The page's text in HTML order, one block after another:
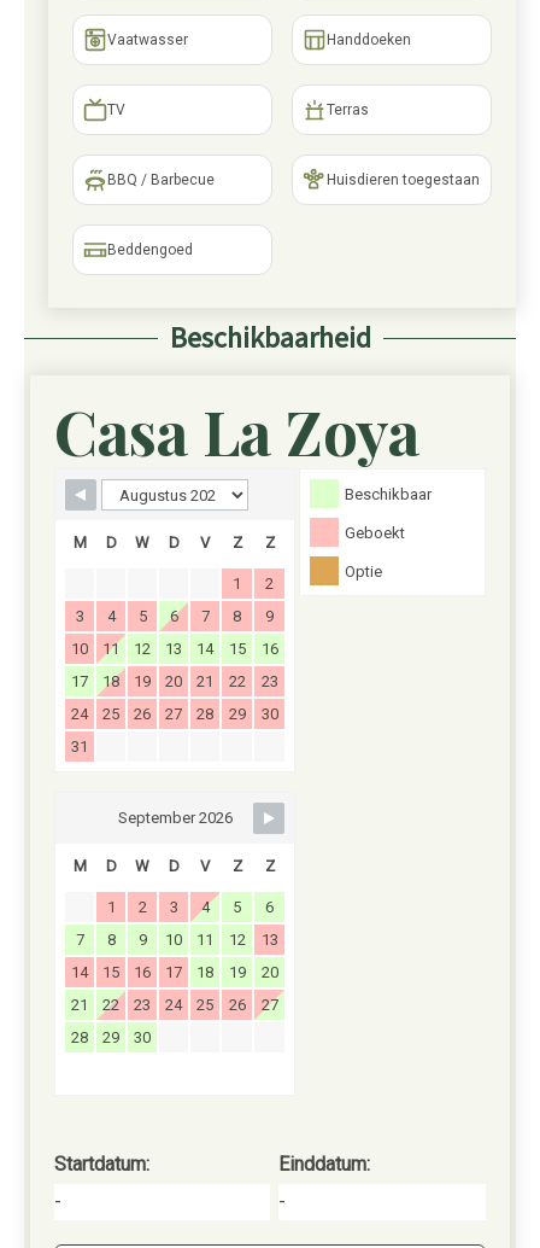
Vaatwasser Handdoeken
TV Terras
BBQ / Barbecue Huisdieren toegestaan
Beddengoed
Beschikbaarheid
Skip boekingsformulier
Casa La Zoya
Beschikbaar
Geboekt
Optie
M D W D V Z Z
1
2
3
4 5 6 7 8
9
10
11 12 13 14 15
16
17
18 19 20 21 22
23
24
25 26 27 28 29
30
31
September 2026
M D W D V Z Z
1 2 3 4 5
6
7
8 9 10 11 12
13
14
15 16 17 18 19
20
21
22 23 24 25 26
27
28
29 30
Startdatum:
-
Einddatum:
-